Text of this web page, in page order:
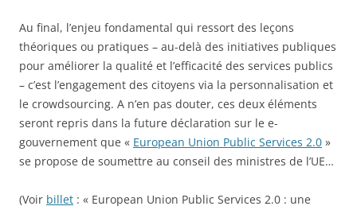
Au final, l’enjeu fondamental qui ressort des leçons
théoriques ou pratiques – au-delà des initiatives publiques
pour améliorer la qualité et l’efficacité des services publics
– c’est l’engagement des citoyens via la personnalisation et
le crowdsourcing. A n’en pas douter, ces deux éléments
seront repris dans la future déclaration sur le e-
gouvernement que « European Union Public Services 2.0 »
se propose de soumettre au conseil des ministres de l’UE…
(Voir billet : « European Union Public Services 2.0 : une